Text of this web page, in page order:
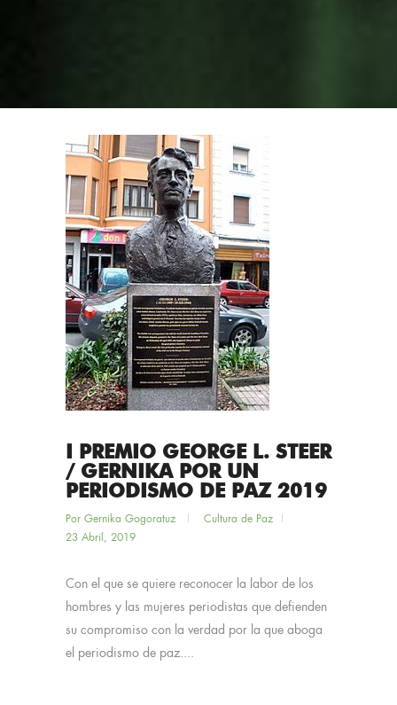
I PREMIO GEORGE L. STEER
/ GERNIKA POR UN
PERIODISMO DE PAZ 2019
Por Gernika Gogoratuz
Cultura de Paz
23 Abril, 2019
Con el que se quiere reconocer la labor de los
hombres y las mujeres periodistas que defienden
su compromiso con la verdad por la que aboga
el periodismo de paz....